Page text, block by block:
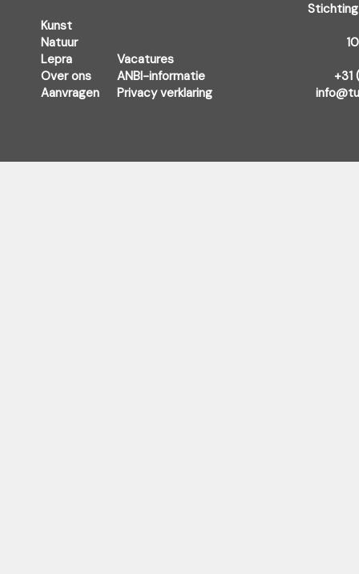
Kunst
Natuur
Lepra
Over ons
Aanvragen
Vacatures
ANBI-informatie
Privacy verklaring
Stichting